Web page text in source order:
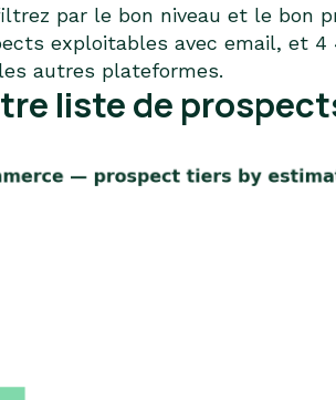
par le bon niveau et le bon
exploitables avec email, et
autres plateformes.
liste de